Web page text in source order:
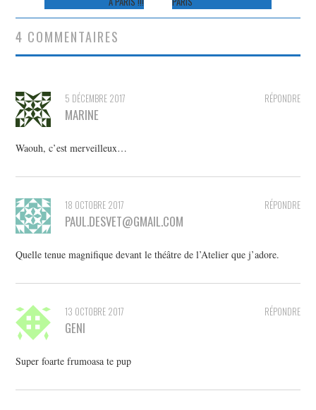
articles
4 COMMENTAIRES
RÉPONDRE
5 DÉCEMBRE 2017
MARINE
Waouh, c’est merveilleux…
RÉPONDRE
18 OCTOBRE 2017
PAUL.DESVET@GMAIL.COM
Quelle tenue magnifique devant le théâtre de l’Atelier que j’adore.
RÉPONDRE
13 OCTOBRE 2017
GENI
Super foarte frumoasa te pup